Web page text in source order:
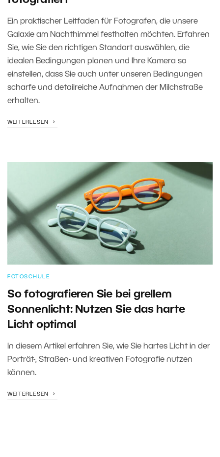
Ein praktischer Leitfaden für Fotografen, die unsere
Galaxie am Nachthimmel festhalten möchten. Erfahren
Sie, wie Sie den richtigen Standort auswählen, die
idealen Bedingungen planen und Ihre Kamera so
einstellen, dass Sie auch unter unseren Bedingungen
scharfe und detailreiche Aufnahmen der Milchstraße
erhalten.
WEITERLESEN
FOTOSCHULE
So fotografieren Sie bei grellem
Sonnenlicht: Nutzen Sie das harte
Licht optimal
In diesem Artikel erfahren Sie, wie Sie hartes Licht in der
Porträt-, Straßen- und kreativen Fotografie nutzen
können.
WEITERLESEN